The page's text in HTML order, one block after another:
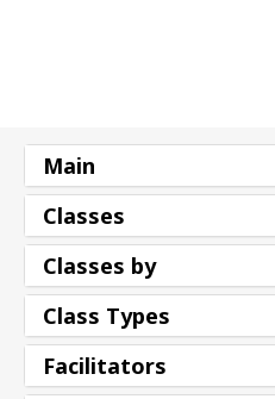
ПОИСК
Main
Classes
Classes by
Class Types
Facilitators